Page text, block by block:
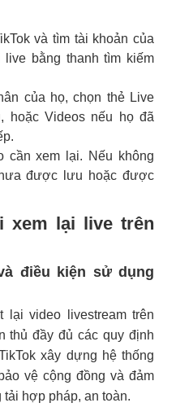
và tìm tài khoản của
bằng thanh tìm kiếm
của họ, chọn thẻ Live
hoặc Videos nếu họ đã
cần xem lại. Nếu không
được lưu hoặc được
xem lại live trên
điều kiện sử dụng
lại video livestream trên
thủ đầy đủ các quy định
xây dựng hệ thống
vệ cộng đồng và đảm
hợp pháp, an toàn.